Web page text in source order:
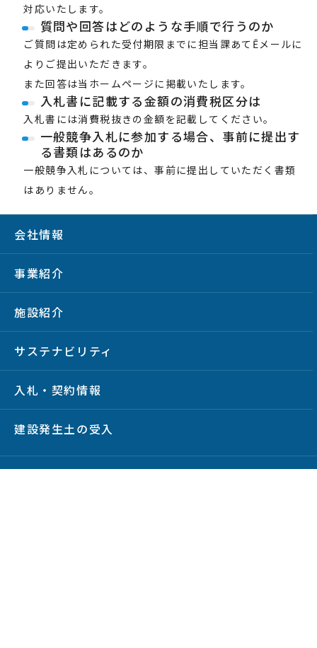
対応いたします。
質問や回答はどのような手順で行うのか
ご質問は定められた受付期限までに担当課あてĒメールに
よりご提出いただきます。
また回答は当ホームページに掲載いたします。
入札書に記載する金額の消費税区分は
入札書には消費税抜きの金額を記載してください。
一般競争入札に参加する場合、事前に提出す
る書類はあるのか
一般競争入札については、事前に提出していただく書類
はありません。
会社情報
事業紹介
施設紹介
サステナビリティ
入札・契約情報
建設発生土の受入